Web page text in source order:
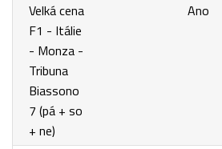
Velká cena
F1 - Itálie
- Monza -
Tribuna
Biassono
7 (pá + so
+ ne)
Ano